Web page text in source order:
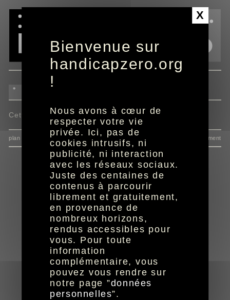
Cette actualité n'est pas disponible.
plan du site données personnelles consentement
© HandiCaPZéro -réalisation aYaline
X
Bienvenue sur
handicapzero.org
!
Nous avons à cœur de
respecter votre vie
privée. Ici, pas de
cookies intrusifs, ni
publicité, ni interaction
avec les réseaux sociaux.
Juste des centaines de
contenus à parcourir
librement et gratuitement,
en provenance de
nombreux horizons,
rendus accessibles pour
vous. Pour toute
information
complémentaire, vous
pouvez vous rendre sur
notre page ”données
personnelles”.